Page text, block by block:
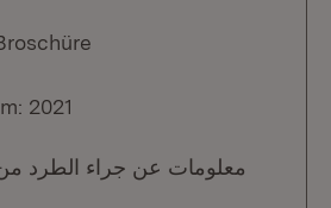
2021
معلومات عن جراء الطرد